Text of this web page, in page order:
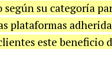
su categoría
plataformas
este beneficio